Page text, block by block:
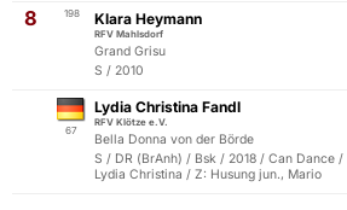
8 198 Klara Heymann
RFV Mahlsdorf
Grand Grisu
S / 2010
67
Lydia Christina Fandl
RFV Klötze e.V.
Bella Donna von der Börde
S / DR (BrAnh) / Bsk / 2018 / Can Dance
Lydia Christina / Z: Husung jun., Mario